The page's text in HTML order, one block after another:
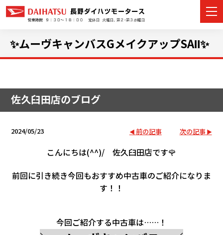
店舗情報
イベント・キャンペーン
ご購入者サポート
会社情報
✨ムーヴキャンバスGメイクアップSAⅡ✨
佐久臼田店のブログ
2024/05/23 前の記事 次の記事
こんにちは(^^)/ 佐久臼田店です🌹
前回に引き続き今回もおすすめ中古車のご紹介になりま
す！！
今回ご紹介する中古車は……！